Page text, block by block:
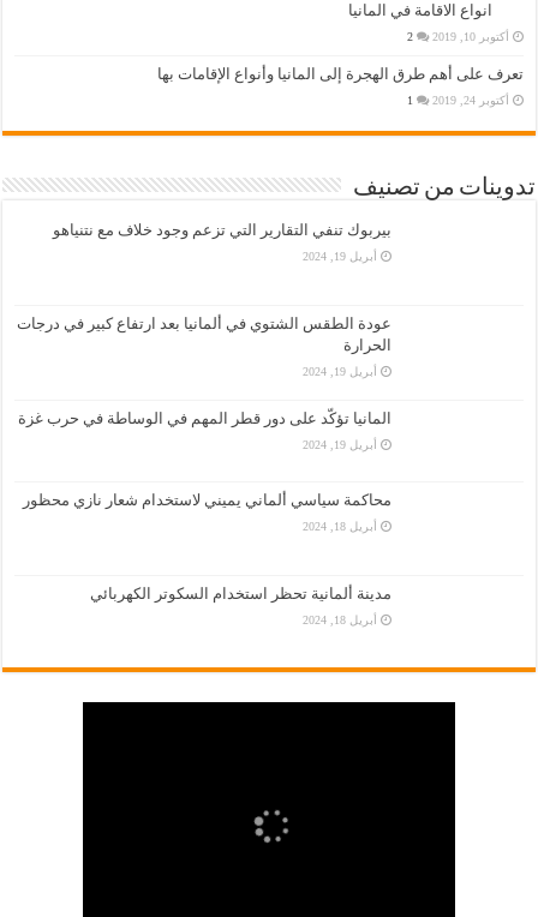
انواع الاقامة في المانيا
أكتوبر 10, 2019 2
تعرف على أهم طرق الهجرة إلى المانيا وأنواع الإقامات بها
أكتوبر 24, 2019 1
تدوينات من تصنيف
بيربوك تنفي التقارير التي تزعم وجود خلاف مع نتنياهو
أبريل 19, 2024
عودة الطقس الشتوي في ألمانيا بعد ارتفاع كبير في درجات
الحرارة
أبريل 19, 2024
المانيا تؤكّد على دور قطر المهم في الوساطة في حرب غزة
أبريل 19, 2024
محاكمة سياسي ألماني يميني لاستخدام شعار نازي محظور
أبريل 18, 2024
مدينة ألمانية تحظر استخدام السكوتر الكهربائي
أبريل 18, 2024